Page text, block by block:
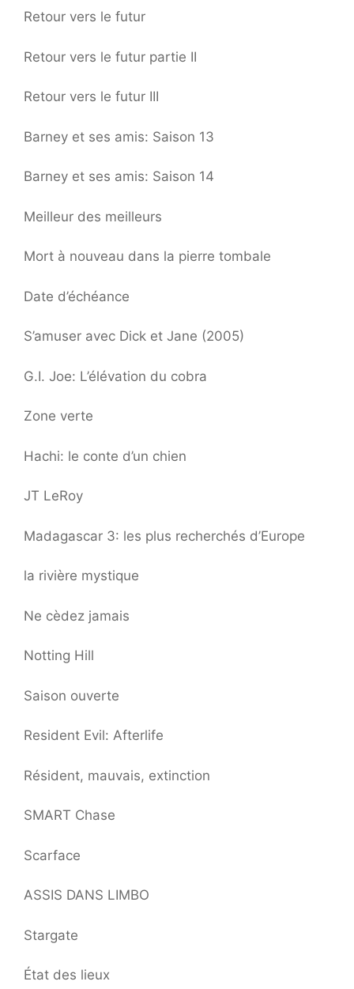
Retour vers le futur
Retour vers le futur partie II
Retour vers le futur III
Barney et ses amis: Saison 13
Barney et ses amis: Saison 14
Meilleur des meilleurs
Mort à nouveau dans la pierre tombale
Date d’échéance
S’amuser avec Dick et Jane (2005)
G.I. Joe: L’élévation du cobra
Zone verte
Hachi: le conte d’un chien
JT LeRoy
Madagascar 3: les plus recherchés d’Europe
la rivière mystique
Ne cèdez jamais
Notting Hill
Saison ouverte
Resident Evil: Afterlife
Résident, mauvais, extinction
SMART Chase
Scarface
ASSIS DANS LIMBO
Stargate
État des lieux